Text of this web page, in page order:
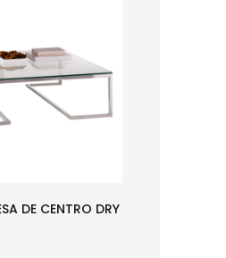
DE CENTRO DRY